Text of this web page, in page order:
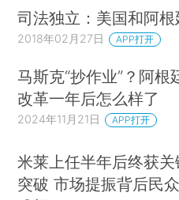
司法独立：美国和阿
2018年02月27日 APP打开
马斯克“抄作业”？阿根
改革一年后怎么样了
2024年11月21日 APP打开
米莱上任半年后终获
突破 市场提振背后民